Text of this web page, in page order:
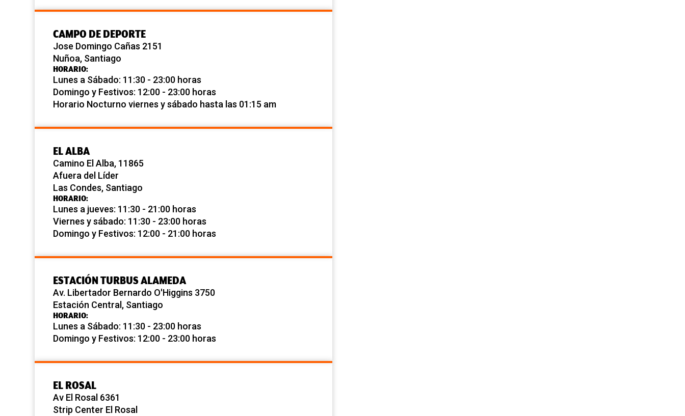
CAMPO DE DEPORTE
Jose Domingo Cañas 2151
Nuñoa, Santiago
HORARIO:
Lunes a Sábado: 11:30 - 23:00 horas
Domingo y Festivos: 12:00 - 23:00 horas
Horario Nocturno viernes y sábado hasta las 01:15 am
EL ALBA
Camino El Alba, 11865
Afuera del Líder
Las Condes, Santiago
HORARIO:
Lunes a jueves: 11:30 - 21:00 horas
Viernes y sábado: 11:30 - 23:00 horas
Domingo y Festivos: 12:00 - 21:00 horas
ESTACIÓN TURBUS ALAMEDA
Av. Libertador Bernardo O'Higgins 3750
Estación Central, Santiago
HORARIO:
Lunes a Sábado: 11:30 - 23:00 horas
Domingo y Festivos: 12:00 - 23:00 horas
EL ROSAL
Av El Rosal 6361
Strip Center El Rosal